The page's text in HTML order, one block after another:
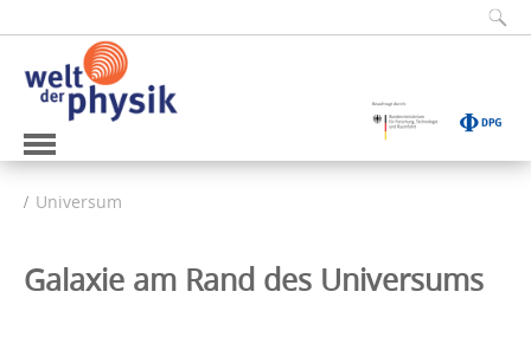
Universum
Galaxie am Rand des Universums